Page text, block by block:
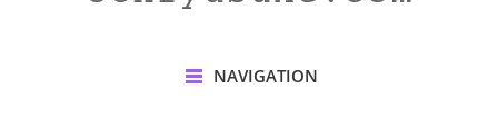
NAVIGATION